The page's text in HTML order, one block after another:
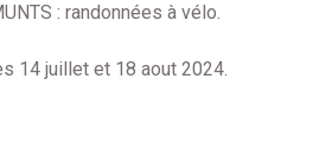
: randonnées à vélo.
14 juillet et 18 aout 2024.